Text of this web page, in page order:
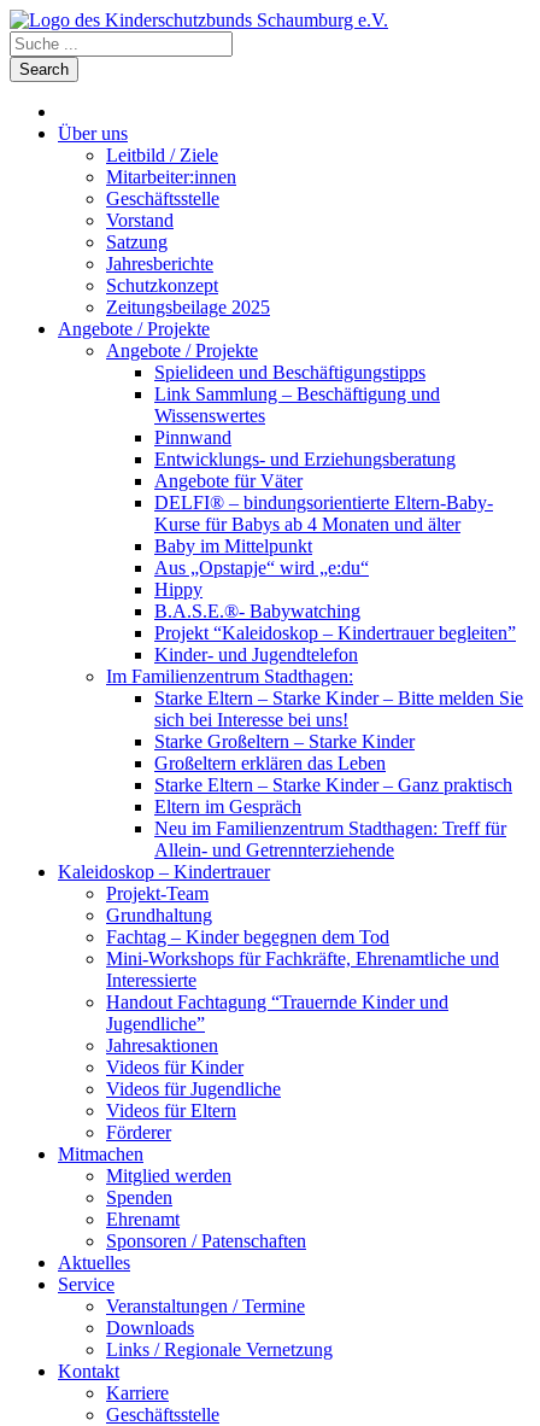
Über uns
Leitbild / Ziele
Mitarbeiter:innen
Geschäftsstelle
Vorstand
Satzung
Jahresberichte
Schutzkonzept
Zeitungsbeilage 2025
Angebote / Projekte
Angebote / Projekte
Spielideen und Beschäftigungstipps
Link Sammlung – Beschäftigung und
Wissenswertes
Pinnwand
Entwicklungs- und Erziehungsberatung
Angebote für Väter
DELFI® – bindungsorientierte Eltern-Baby-
Kurse für Babys ab 4 Monaten und älter
Baby im Mittelpunkt
Aus „Opstapje“ wird „e:du“
Hippy
B.A.S.E.®- Babywatching
Projekt “Kaleidoskop – Kindertrauer begleiten”
Kinder- und Jugendtelefon
Im Familienzentrum Stadthagen:
Starke Eltern – Starke Kinder – Bitte melden Sie
sich bei Interesse bei uns!
Starke Großeltern – Starke Kinder
Großeltern erklären das Leben
Starke Eltern – Starke Kinder – Ganz praktisch
Eltern im Gespräch
Neu im Familienzentrum Stadthagen: Treff für
Allein- und Getrennterziehende
Kaleidoskop – Kindertrauer
Projekt-Team
Grundhaltung
Fachtag – Kinder begegnen dem Tod
Mini-Workshops für Fachkräfte, Ehrenamtliche und
Interessierte
Handout Fachtagung “Trauernde Kinder und
Jugendliche”
Jahresaktionen
Videos für Kinder
Videos für Jugendliche
Videos für Eltern
Förderer
Mitmachen
Mitglied werden
Spenden
Ehrenamt
Sponsoren / Patenschaften
Aktuelles
Service
Veranstaltungen / Termine
Downloads
Links / Regionale Vernetzung
Kontakt
Karriere
Geschäftsstelle